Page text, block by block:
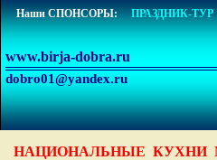
Наши СПОНСОРЫ: ПРАЗДНИК-ТУР
www.birja-dobra.ru
dobro01@yandex.ru
НАЦИОНАЛЬНЫЕ КУХНИ